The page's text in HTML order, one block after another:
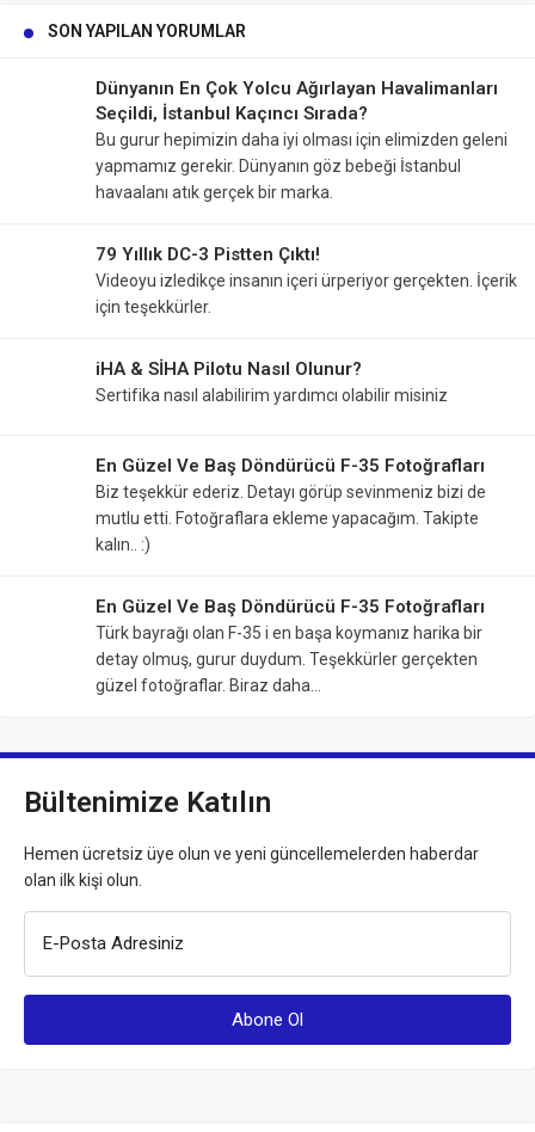
SON YAPILAN YORUMLAR
Dünyanın En Çok Yolcu Ağırlayan Havalimanları
Seçildi, İstanbul Kaçıncı Sırada?
Bu gurur hepimizin daha iyi olması için elimizden geleni
yapmamız gerekir. Dünyanın göz bebeği İstanbul
havaalanı atık gerçek bir marka.
79 Yıllık DC-3 Pistten Çıktı!
Videoyu izledikçe insanın içeri ürperiyor gerçekten. İçerik
için teşekkürler.
iHA & SİHA Pilotu Nasıl Olunur?
Sertifika nasıl alabilirim yardımcı olabilir misiniz
En Güzel Ve Baş Döndürücü F-35 Fotoğrafları
Biz teşekkür ederiz. Detayı görüp sevinmeniz bizi de
mutlu etti. Fotoğraflara ekleme yapacağım. Takipte
kalın.. :)
En Güzel Ve Baş Döndürücü F-35 Fotoğrafları
Türk bayrağı olan F-35 i en başa koymanız harika bir
detay olmuş, gurur duydum. Teşekkürler gerçekten
güzel fotoğraflar. Biraz daha…
Bültenimize Katılın
Hemen ücretsiz üye olun ve yeni güncellemelerden haberdar
olan ilk kişi olun.
E-Posta Adresiniz